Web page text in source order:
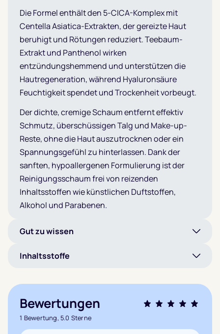
Die Formel enthält den 5-CICA-Komplex mit
Centella Asiatica-Extrakten, der gereizte Haut
beruhigt und Rötungen reduziert. Teebaum-
Extrakt und Panthenol wirken
entzündungshemmend und unterstützen die
Hautregeneration, während Hyaluronsäure
Feuchtigkeit spendet und Trockenheit vorbeugt.
Der dichte, cremige Schaum entfernt effektiv
Schmutz, überschüssigen Talg und Make-up-
Reste, ohne die Haut auszutrocknen oder ein
Spannungsgefühl zu hinterlassen. Dank der
sanften, hypoallergenen Formulierung ist der
Reinigungsschaum frei von reizenden
Inhaltsstoffen wie künstlichen Duftstoffen,
Alkohol und Parabenen.
Gut zu wissen
Inhaltsstoffe
Bewertungen
5.0von 5,
1 Bewertung, 5.0 Sterne